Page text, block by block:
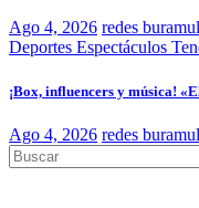
Ago 4, 2026 redes
Deportes Espectáculos
¡Box, influencers y música!
Ago 4, 2026 redes